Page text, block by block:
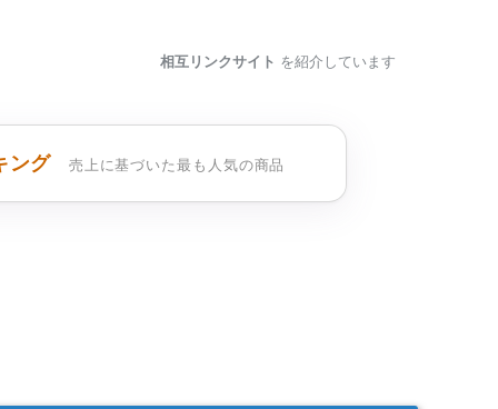
相互リンクサイト を紹介しています
ング 売上に基づいた最も人気の商品